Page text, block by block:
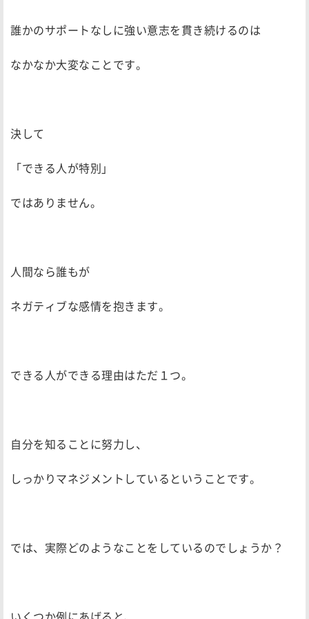
誰かのサポートなしに強い意志を貫き続けるのは
なかなか大変なことです。
決して
「できる人が特別」
ではありません。
人間なら誰もが
ネガティブな感情を抱きます。
できる人ができる理由はただ１つ。
自分を知ることに努力し、
しっかりマネジメントしているということです。
では、実際どのようなことをしているのでしょうか？